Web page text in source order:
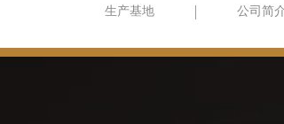
生产基地 公司简